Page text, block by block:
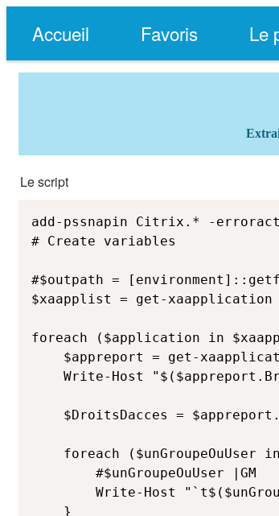
Accueil Favoris Le
Le script
add-pssnapin Citrix.* -
# Create variables
#$outpath =
$xaapplist = get-xaapplication
foreach ($application in